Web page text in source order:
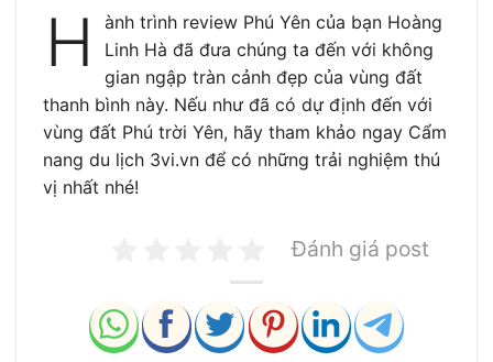
H
ành trình review Phú Yên của bạn Hoàng
Linh Hà đã đưa chúng ta đến với không
gian ngập tràn cảnh đẹp của vùng đất
thanh bình này. Nếu như đã có dự định đến với
vùng đất Phú trời Yên, hãy tham khảo ngay Cẩm
nang du lịch 3vi.vn để có những trải nghiệm thú
vị nhất nhé!
Đánh giá post